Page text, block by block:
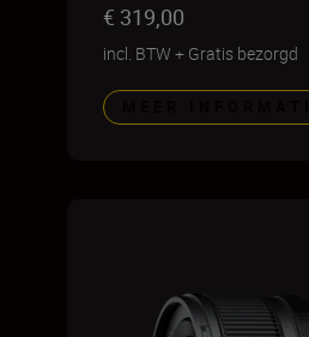
€ 319,00
incl. BTW + Gratis bezorgd